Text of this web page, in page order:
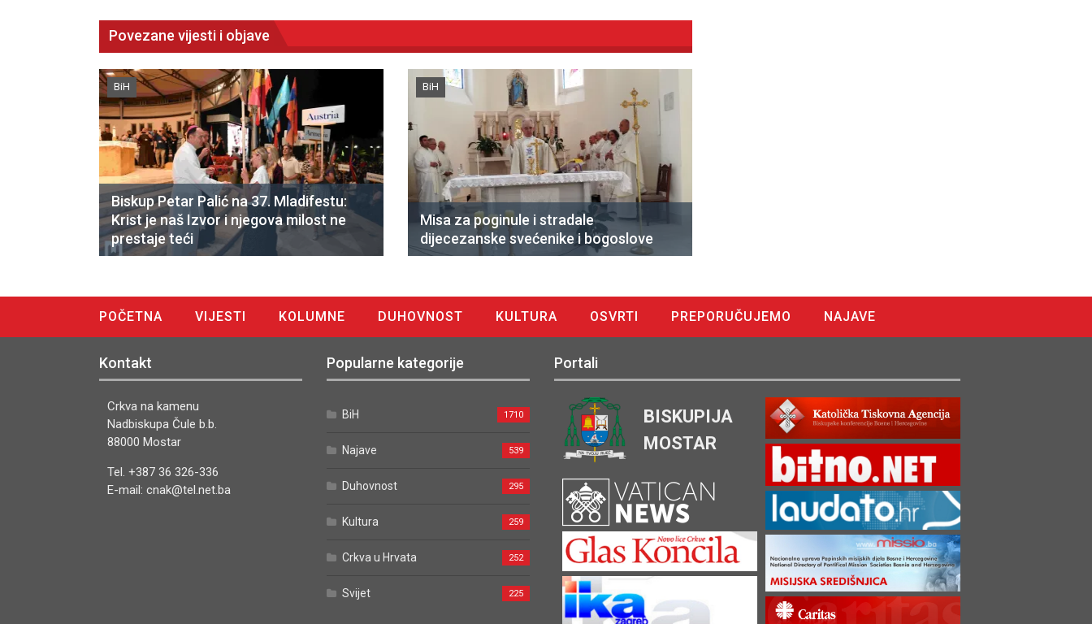
Povezane vijesti i objave
BiH
Biskup Petar Palić na 37. Mladifestu:
Krist je naš Izvor i njegova milost ne
prestaje teći
BiH
Misa za poginule i stradale
dijecezanske svećenike i bogoslove
POČETNA VIJESTI KOLUMNE DUHOVNOST KULTURA OSVRTI PREPORUČUJEMO
NAJAVE
Kontakt
Crkva na kamenu
Nadbiskupa Čule b.b.
88000 Mostar
Tel. +387 36 326-336
E-mail: cnak@tel.net.ba
Popularne kategorije
BiH 1710
Najave 539
Duhovnost 295
Kultura 259
Crkva u Hrvata 252
Svijet 225
Portali
BISKUPIJA
MOSTAR